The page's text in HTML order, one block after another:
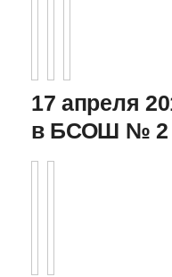
17 апреля
в БСОШ № 2